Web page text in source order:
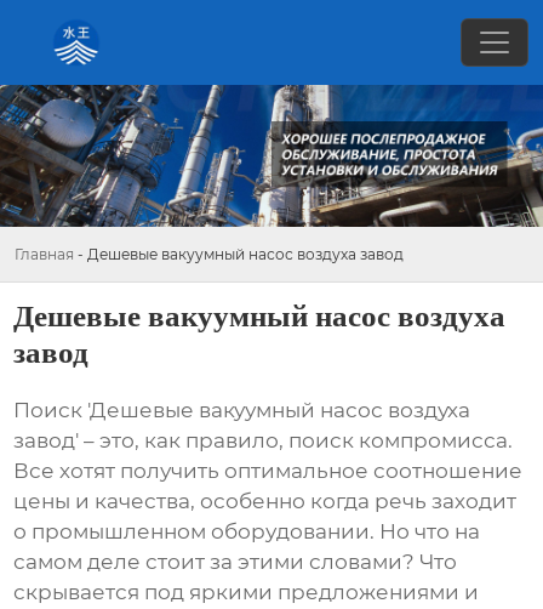
Главная - Дешевые вакуумный насос воздуха завод
Дешевые вакуумный насос воздуха
завод
Поиск 'Дешевые вакуумный насос воздуха
завод' – это, как правило, поиск компромисса.
Все хотят получить оптимальное соотношение
цены и качества, особенно когда речь заходит
о промышленном оборудовании. Но что на
самом деле стоит за этими словами? Что
скрывается под яркими предложениями и